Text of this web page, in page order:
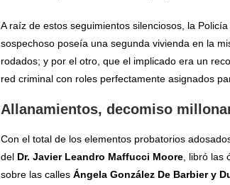
A raíz de estos seguimientos silenciosos, la
sospechoso poseía una segunda vivienda en la
rodados; y por el otro, que el implicado era un
red criminal con roles perfectamente asignados
Allanamientos, decomiso
Con el total de los elementos probatorios
del Dr. Javier Leandro Maffucci Moore, libró las
sobre las calles Ángela González De Barbier y